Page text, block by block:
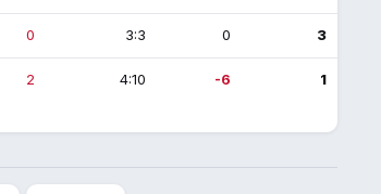
0 3:3 0 3
2 4:10 -6 1